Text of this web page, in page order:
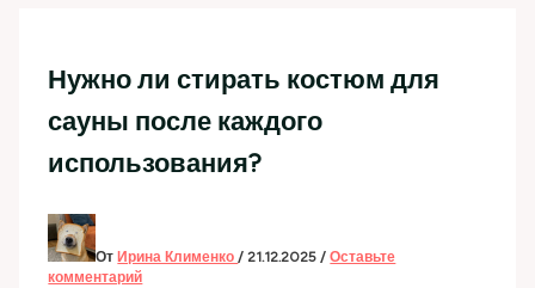
Нужно ли стирать костюм для
сауны после каждого
использования?
От Ирина Клименко/21.12.2025/Оставьте
комментарий